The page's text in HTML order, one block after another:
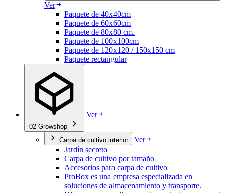
Ver
Paquete de 40x40cm
Paquete de 60x60cm
Paquete de 80x80 cm.
Paquete de 100x100cm
Paquete de 120x120 / 150x150 cm
Paquete rectangular
02 Growshop
Ver
Carpa de cultivo interior
Ver
Jardín secreto
Carpa de cultivo por tamaño
Accesorios para carpa de cultivo
ProBox es una empresa especializada en
soluciones de almacenamiento y transporte.